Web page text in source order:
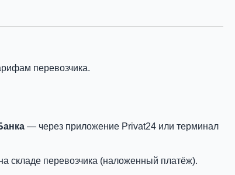
перевозчика.
— через приложение Privat24 или терминал
складе перевозчика (наложенный платёж).